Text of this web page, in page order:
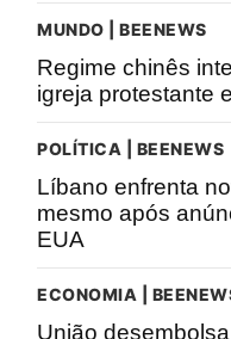
MUNDO | BEENEWS
Regime chinês
igreja protestante
POLÍTICA | BEENEWS
Líbano enfrenta
mesmo após
EUA
ECONOMIA |
União